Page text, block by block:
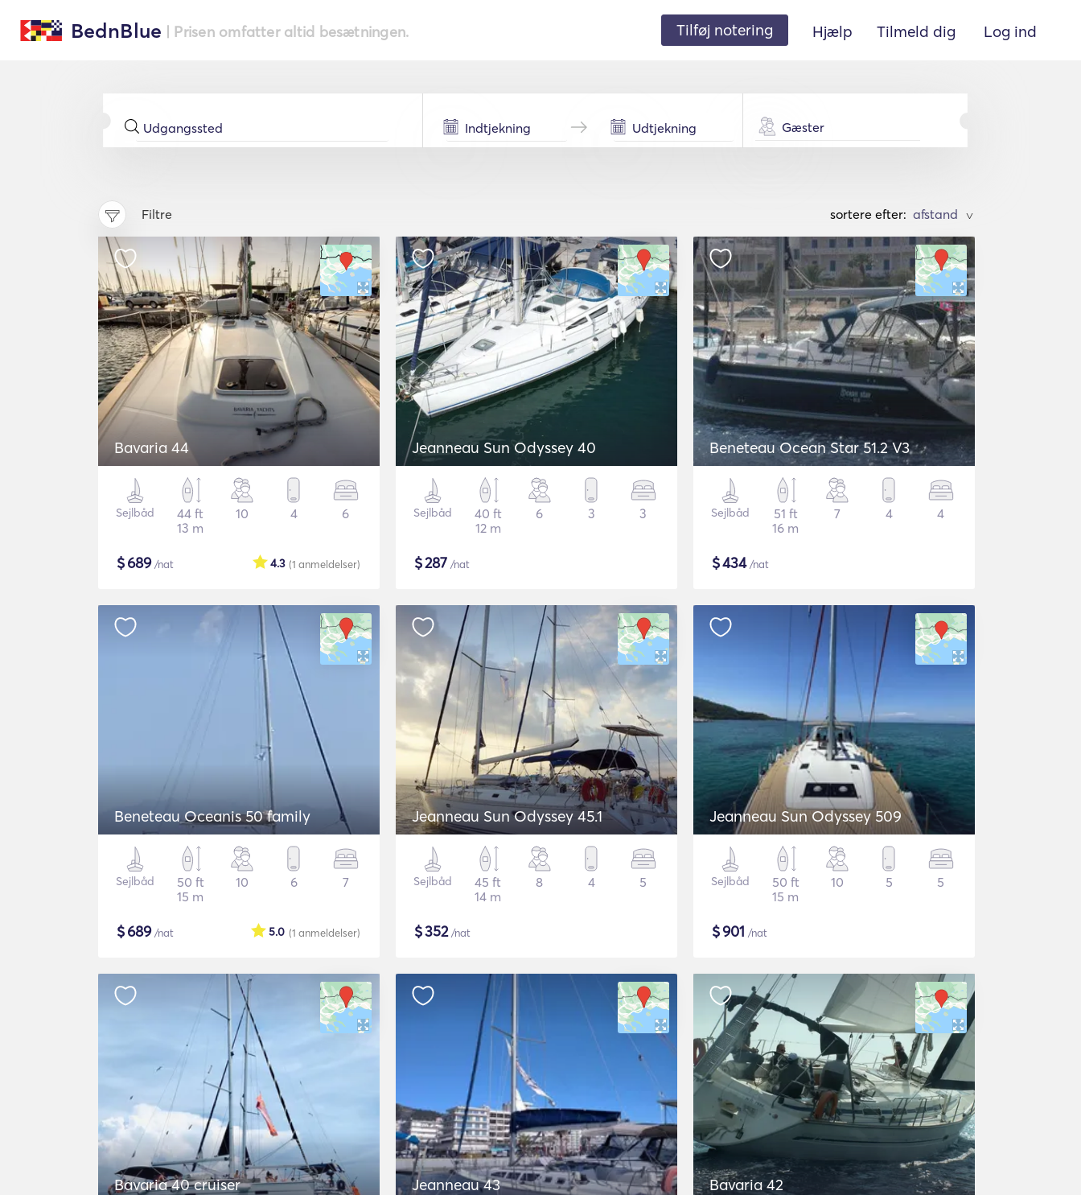
BednBlue | Prisen omfatter altid besætningen. Tilføj notering Hjælp Tilmeld dig Log ind
Gæster
Filtre sortere efter: >
Bavaria 44
Sejlbåd
44 ft
13 m
10 4 6
$689/nat (1 anmeldelser)
4.3
Jeanneau Sun Odyssey 40
Sejlbåd
40 ft
12 m
6 3 3
$287 /nat
Beneteau Ocean Star 51.2 V3
Sejlbåd
51 ft
16 m
7 4 4
$434/nat
Beneteau Oceanis 50 family
Sejlbåd
50 ft
15 m
10 6 7
$689/nat (1 anmeldelser)
5.0
Jeanneau Sun Odyssey 45.1
Sejlbåd
45 ft
14 m
8 4 5
$352/nat
Jeanneau Sun Odyssey 509
Sejlbåd
50 ft
15 m
10 5 5
$901 /nat
Bavaria 40 cruiser Jeanneau 43 Bavaria 42